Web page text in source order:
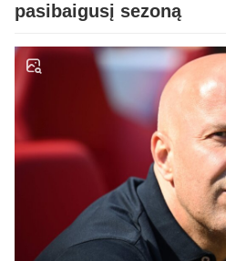
pasibaigusį sezoną